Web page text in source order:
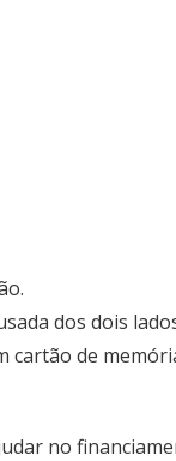
dos dois
cartão de
no